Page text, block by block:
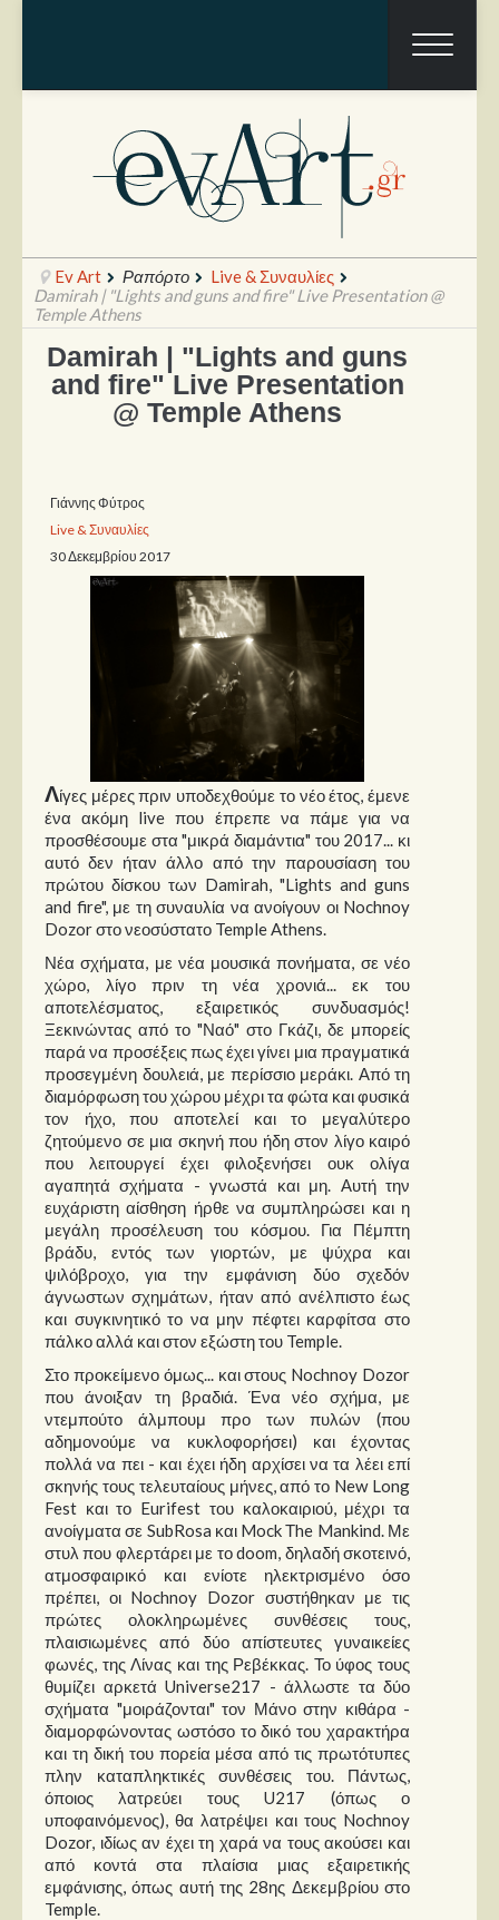
Ραπόρτο
Live & Συναυλίες
Παρουσιάσεις
Ταινίες
Video News
Καλλιτέχνες
Μουσικοί
Διάφοροι
Εκτός Συνόρων
Στήλες
Polls
Small Talk
Blog
Ev Art Ραπόρτο
Live & Συναυλίες
Damirah | "Lights and guns and fire" Live Presentation @
Temple Athens
Damirah | "Lights and guns
and fire" Live Presentation
@ Temple Athens
Γιάννης Φύτρος
Live & Συναυλίες
30 Δεκεμβρίου 2017
Λίγες μέρες πριν υποδεχθούμε το νέο έτος, έμενε
ένα ακόμη live που έπρεπε να πάμε για να
προσθέσουμε στα "μικρά διαμάντια" του 2017... κι
αυτό δεν ήταν άλλο από την παρουσίαση του
πρώτου δίσκου των Damirah, "Lights and guns
and fire", με τη συναυλία να ανοίγουν οι Nochnoy
Dozor στο νεοσύστατο Temple Athens.
Νέα σχήματα, με νέα μουσικά πονήματα, σε νέο
χώρο, λίγο πριν τη νέα χρονιά... εκ του
αποτελέσματος, εξαιρετικός συνδυασμός!
Ξεκινώντας από το "Ναό" στο Γκάζι, δε μπορείς
παρά να προσέξεις πως έχει γίνει μια πραγματικά
προσεγμένη δουλειά, με περίσσιο μεράκι. Από τη
διαμόρφωση του χώρου μέχρι τα φώτα και φυσικά
τον ήχο, που αποτελεί και το μεγαλύτερο
ζητούμενο σε μια σκηνή που ήδη στον λίγο καιρό
που λειτουργεί έχει φιλοξενήσει ουκ ολίγα
αγαπητά σχήματα - γνωστά και μη. Αυτή την
ευχάριστη αίσθηση ήρθε να συμπληρώσει και η
μεγάλη προσέλευση του κόσμου. Για Πέμπτη
βράδυ, εντός των γιορτών, με ψύχρα και
ψιλόβροχο, για την εμφάνιση δύο σχεδόν
άγνωστων σχημάτων, ήταν από ανέλπιστο έως
και συγκινητικό το να μην πέφτει καρφίτσα στο
πάλκο αλλά και στον εξώστη του Temple.
Στο προκείμενο όμως... και στους Nochnoy Dozor
που άνοιξαν τη βραδιά. Ένα νέο σχήμα, με
ντεμπούτο άλμπουμ προ των πυλών (που
αδημονούμε να κυκλοφορήσει) και έχοντας
πολλά να πει - και έχει ήδη αρχίσει να τα λέει επί
σκηνής τους τελευταίους μήνες, από το New Long
Fest και το Eurifest του καλοκαιριού, μέχρι τα
ανοίγματα σε SubRosa και Mock Τhe Mankind. Με
στυλ που φλερτάρει με το doom, δηλαδή σκοτεινό,
ατμοσφαιρικό και ενίοτε ηλεκτρισμένο όσο
πρέπει, οι Nochnoy Dozor συστήθηκαν με τις
πρώτες ολοκληρωμένες συνθέσεις τους,
πλαισιωμένες από δύο απίστευτες γυναικείες
φωνές, της Λίνας και της Ρεβέκκας. Το ύφος τους
θυμίζει αρκετά Universe217 - άλλωστε τα δύο
σχήματα "μοιράζονται" τον Μάνο στην κιθάρα -
διαμορφώνοντας ωστόσο το δικό του χαρακτήρα
και τη δική του πορεία μέσα από τις πρωτότυπες
πλην καταπληκτικές συνθέσεις του. Πάντως,
όποιος λατρεύει τους U217 (όπως ο
υποφαινόμενος), θα λατρέψει και τους Nochnoy
Dozor, ιδίως αν έχει τη χαρά να τους ακούσει και
από κοντά στα πλαίσια μιας εξαιρετικής
εμφάνισης, όπως αυτή της 28ης Δεκεμβρίου στο
Temple.